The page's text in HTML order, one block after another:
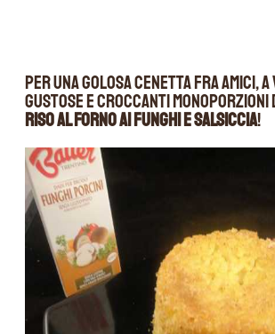
Per una golosa cenetta fra amici,
gustose e croccanti monoporzioni
riso al forno ai funghi e salsiccia!